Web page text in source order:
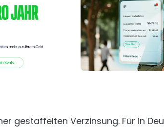
gestaffelten Verzinsung. Für in